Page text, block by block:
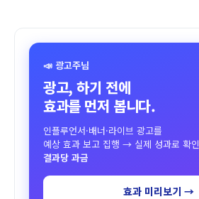
📣 광고주님
광고, 하기 전에
효과를 먼저 봅니다.
인플루언서·배너·라이브 광고를
예상 효과 보고 집행 → 실제 성과로 확인
결과당 과금
효과 미리보기 →